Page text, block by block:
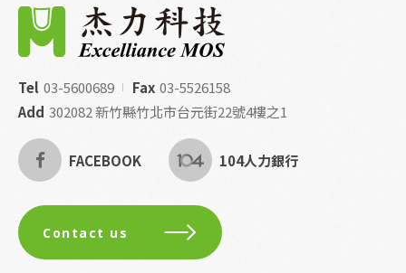
Tel 03-5600689 Fax 03-5526158
Add 302082 新竹縣竹北市台元街22號4樓之1
FACEBOOK 104人力銀行
Contact us